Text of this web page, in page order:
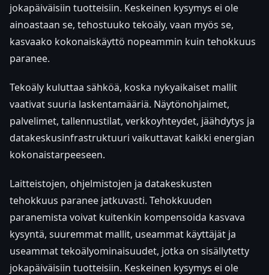
jokapäiväisiin tuotteisiin. Keskeinen kysymys ei ole
ainoastaan se, tehostuuko tekoäly, vaan myös se,
kasvaako kokonaiskäyttö nopeammin kuin tehokkuus
paranee.
Tekoäly kuluttaa sähköä, koska nykyaikaiset mallit
vaativat suuria laskentamääriä. Näytönohjaimet,
palvelimet, tallennustilat, verkkoyhteydet, jäähdytys ja
datakeskusinfrastruktuuri vaikuttavat kaikki energian
kokonaistarpeeseen.
Laitteistojen, ohjelmistojen ja datakeskusten
tehokkuus paranee jatkuvasti. Tehokkuuden
paranemista voivat kuitenkin kompensoida kasvava
kysyntä, suuremmat mallit, useammat käyttäjät ja
useammat tekoälyominaisuudet, jotka on sisällytetty
jokapäiväisiin tuotteisiin. Keskeinen kysymys ei ole